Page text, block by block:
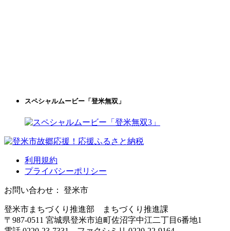
スペシャルムービー「登米無双」
利用規約
プライバシーポリシー
お問い合わせ： 登米市
登米市まちづくり推進部 まちづくり推進課
〒987-0511 宮城県登米市迫町佐沼字中江二丁目6番地1